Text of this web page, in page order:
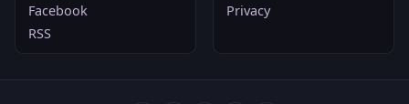
Facebook
RSS
Privacy